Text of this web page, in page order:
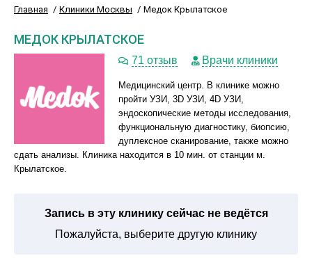
Главная Клиники Москвы Медок Крылатское
МЕДОК КРЫЛАТСКОЕ
71 отзыв Врачи клиники
Медицинский центр. В клинике можно
пройти УЗИ, 3D УЗИ, 4D УЗИ,
эндоскопические методы исследования,
функциональную диагностику, биопсию,
дуплексное сканирование, также можно
сдать анализы. Клиника находится в 10 мин. от станции м.
Крылатское.
Запись в эту клинику сейчас не ведётся
Пожалуйста, выберите другую клинику